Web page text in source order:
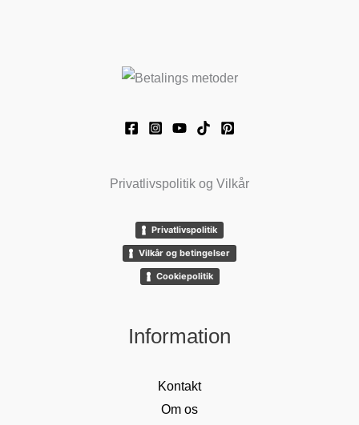
Privatlivspolitik og Vilkår
Privatlivspolitik
Vilkår og betingelser
Cookiepolitik
Information
Kontakt
Om os